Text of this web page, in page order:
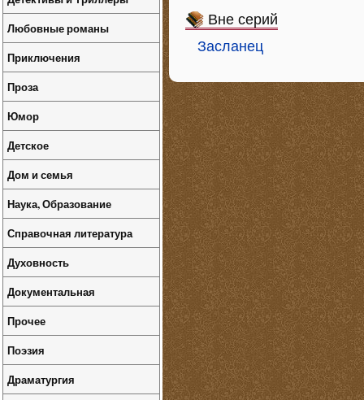
Вне серий
Засланец
Любовные романы
Приключения
Проза
Юмор
Детское
Дом и семья
Наука, Образование
Справочная литература
Духовность
Документальная
Прочее
Поэзия
Драматургия